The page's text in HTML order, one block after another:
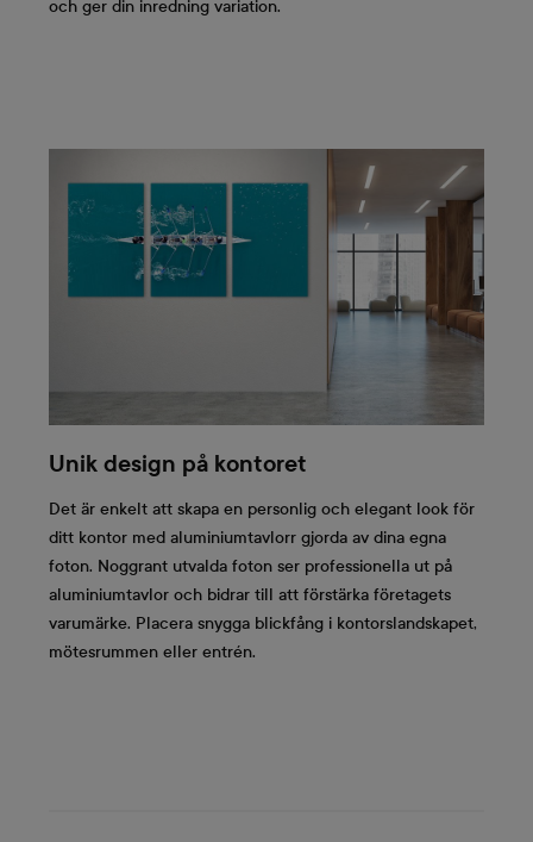
och ger din inredning variation.
Unik design på kontoret
Det är enkelt att skapa en personlig och elegant look för
ditt kontor med aluminiumtavlorr gjorda av dina egna
foton. Noggrant utvalda foton ser professionella ut på
aluminiumtavlor och bidrar till att förstärka företagets
varumärke. Placera snygga blickfång i kontorslandskapet,
mötesrummen eller entrén.